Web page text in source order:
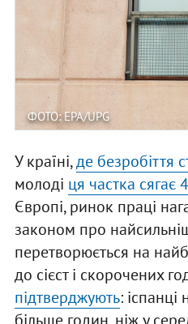
ФОТО: EPA/UPG
У країні,де безробіття
молоді ця частка сягає
Європі, ринок праці
законом про
перетворюється на
до сієст і скорочених
підтверджують:
більше годин, ніж у